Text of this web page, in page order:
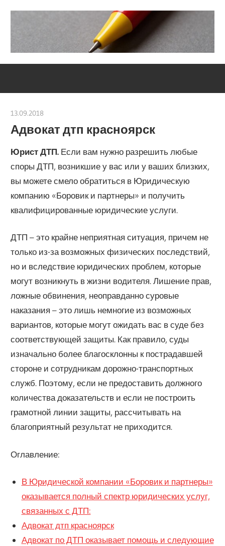
13.09.2018
Адвокат дтп красноярск
Юрист ДТП. Если вам нужно разрешить любые
споры ДТП, возникшие у вас или у ваших близких,
вы можете смело обратиться в Юридическую
компанию «Боровик и партнеры» и получить
квалифицированные юридические услуги.
ДТП – это крайне неприятная ситуация, причем не
только из-за возможных физических последствий,
но и вследствие юридических проблем, которые
могут возникнуть в жизни водителя. Лишение прав,
ложные обвинения, неоправданно суровые
наказания – это лишь немногие из возможных
вариантов, которые могут ожидать вас в суде без
соответствующей защиты. Как правило, суды
изначально более благосклонны к пострадавшей
стороне и сотрудникам дорожно-транспортных
служб. Поэтому, если не предоставить должного
количества доказательств и если не построить
грамотной линии защиты, рассчитывать на
благоприятный результат не приходится.
Оглавление:
В Юридической компании «Боровик и партнеры»
оказывается полный спектр юридических услуг,
связанных с ДТП:
Адвокат дтп красноярск
Адвокат по ДТП оказывает помощь и следующие